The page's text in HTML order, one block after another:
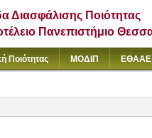
Διασφάλισης Ποιότητας
Πανεπιστήμιο
Ποιότητας ΜΟΔΙΠ ΕΘΑΑΕ